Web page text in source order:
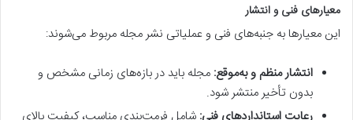
معیارهای فنی و انتشار
این معیارها به جنبه‌های فنی و عملیاتی نشر مجله مربوط می‌شوند:
انتشار منظم و به‌موقع: مجله باید در بازه‌های زمانی مشخص و
بدون تأخیر منتشر شود.